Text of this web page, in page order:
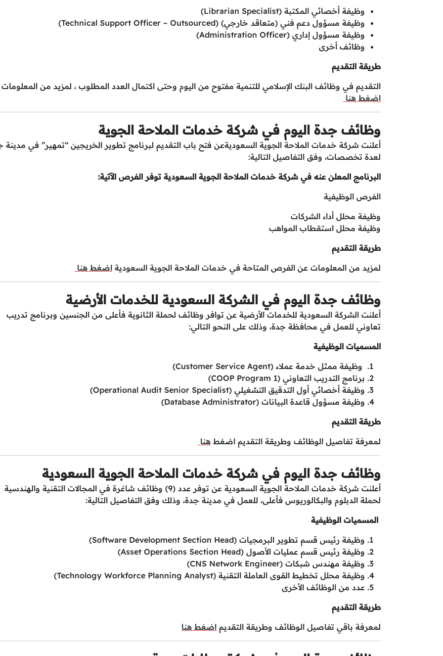
وظيفة أخصائي المكتبة (Librarian Specialist)
وظيفة مسؤول دعم فني (متعاقد خارجي) (Technical Support Officer – Outsourced)
وظيفة مسؤول إداري (Administration Officer)
وظائف أخرى
طريقة التقديم
التقديم في وظائف البنك الإسلامي للتنمية مفتوح من اليوم وحتى اكتمال العدد المطلوب ، لمزيد من المعلومات
اضغط هنا
وظائف جدة اليوم في شركة خدمات الملاحة الجوية
أعلنت شركة خدمات الملاحة الجوية السعوديةعن فتح باب التقديم لبرنامج تطوير الخريجين “تمهير” في مدينة
لعدة تخصصات، وفق التفاصيل التالية:
البرنامج المعلن عنه في شركة خدمات الملاحة الجوية السعودية توفر الفرص الآتية:
الفرص الوظيفية
وظيفة محلل أداء الشركات
وظيفة محلل استقطاب المواهب
طريقة التقديم
لمزيد من المعلومات عن الفرص المتاحة في خدمات الملاحة الجوية السعودية اضغط هنا
وظائف جدة اليوم في الشركة السعودية للخدمات الأرضية
أعلنت الشركة السعودية للخدمات الأرضية عن توافر وظائف لحملة الثانوية فأعلى من الجنسين وبرنامج تدريب
تعاوني للعمل في محافظة جدة، وذلك على النحو التالي:
المسميات الوظيفية
وظيفة ممثل خدمة عملاء (Customer Service Agent)
برنامج التدريب التعاوني (COOP Program 1)
وظيفة أخصائي أول التدقيق التشغيلي (Operational Audit Senior Specialist)
وظيفة مسؤول قاعدة البيانات (Database Administrator)
طريقة التقديم
لمعرفة تفاصيل الوظائف وطريقة التقديم اضغط هنا
وظائف جدة اليوم في شركة خدمات الملاحة الجوية السعودية
أعلنت شركة خدمات الملاحة الجوية السعودية عن توفر عدد (9) وظائف شاغرة في المجالات التقنية والهندسية
لحملة الدبلوم والبكالوريوس فأعلى، للعمل في مدينة جدة، وذلك وفق التفاصيل التالية:
المسميات الوظيفية
وظيفة رئيس قسم تطوير البرمجيات (Software Development Section Head)
وظيفة رئيس قسم عمليات الأصول (Asset Operations Section Head)
وظيفة مهندس شبكات (CNS Network Engineer)
وظيفة محلل تخطيط القوى العاملة التقنية (Technology Workforce Planning Analyst)
عدد من الوظائف الأخرى
طريقة التقديم
لمعرفة باقي تفاصيل الوظائف وطريقة التقديم اضغط هنا